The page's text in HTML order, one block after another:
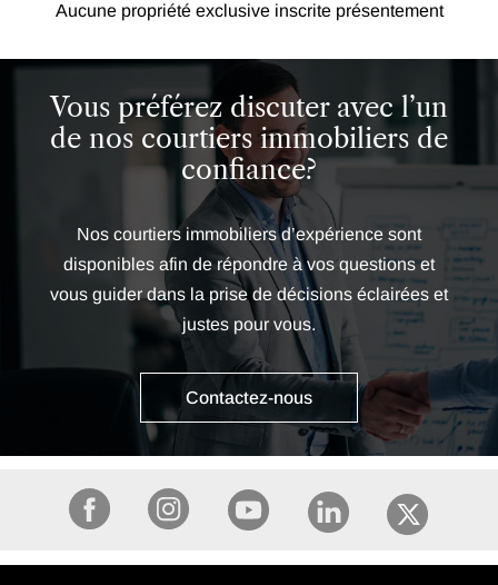
Aucune propriété exclusive inscrite présentement
Vous préférez discuter avec l’un
de nos courtiers immobiliers de
confiance?
Nos courtiers immobiliers d’expérience sont
disponibles afin de répondre à vos questions et
vous guider dans la prise de décisions éclairées et
justes pour vous.
Contactez-nous